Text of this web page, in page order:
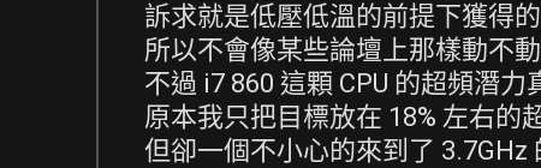
訴求就是低壓低溫的前提下獲得
所以不會像某些論壇上那樣動不動
不過 i7 860 這顆 CPU 的超頻潛力
原本我只把目標放在 18% 左右的
但卻一個不小心的來到了 3.7GHz